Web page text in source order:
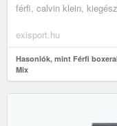
férfi, calvin klein,
exisport.hu
Hasonlók, mint Férfi
Mix